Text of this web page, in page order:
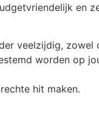
en
veelzijdig,
worden op
hit maken.